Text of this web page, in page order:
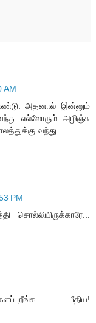
AM
அதனால் இன்னும்
எல்லோரும் அழிஞ்சு
வந்து.
PM
சொல்லியிருக்காரே...
பீதிய!